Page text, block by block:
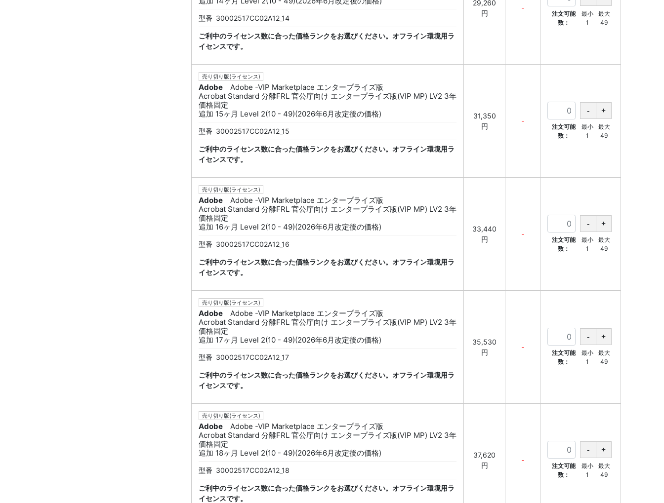
型番 30002517CC02A12_14
ご利中のライセンス数に合った価格ランクをお選びください。オフライン環境用ラ
イセンスです。
29,260
円
-
注文可能
数：
最小
1
最大
49
売り切り版(ライセンス)
Adobe
Adobe -VIP Marketplace エンタープライズ版
Acrobat Standard 分離FRL 官公庁向け エンタープライズ版(VIP MP) LV2 3年
価格固定
追加 15ヶ月 Level 2(10 - 49)(2026年6月改定後の価格)
型番 30002517CC02A12_15
ご利中のライセンス数に合った価格ランクをお選びください。オフライン環境用ラ
イセンスです。
31,350
円
-
注文可能
数：
最小
1
最大
49
売り切り版(ライセンス)
Adobe
Adobe -VIP Marketplace エンタープライズ版
Acrobat Standard 分離FRL 官公庁向け エンタープライズ版(VIP MP) LV2 3年
価格固定
追加 16ヶ月 Level 2(10 - 49)(2026年6月改定後の価格)
型番 30002517CC02A12_16
ご利中のライセンス数に合った価格ランクをお選びください。オフライン環境用ラ
イセンスです。
33,440
円
-
注文可能
数：
最小
1
最大
49
売り切り版(ライセンス)
Adobe
Adobe -VIP Marketplace エンタープライズ版
Acrobat Standard 分離FRL 官公庁向け エンタープライズ版(VIP MP) LV2 3年
価格固定
追加 17ヶ月 Level 2(10 - 49)(2026年6月改定後の価格)
型番 30002517CC02A12_17
ご利中のライセンス数に合った価格ランクをお選びください。オフライン環境用ラ
イセンスです。
35,530
円
-
注文可能
数：
最小
1
最大
49
売り切り版(ライセンス)
Adobe
Adobe -VIP Marketplace エンタープライズ版
Acrobat Standard 分離FRL 官公庁向け エンタープライズ版(VIP MP) LV2 3年
価格固定
追加 18ヶ月 Level 2(10 - 49)(2026年6月改定後の価格)
型番 30002517CC02A12_18
ご利中のライセンス数に合った価格ランクをお選びください。オフライン環境用ラ
イセンスです。
37,620
円
-
注文可能
数：
最小
1
最大
49